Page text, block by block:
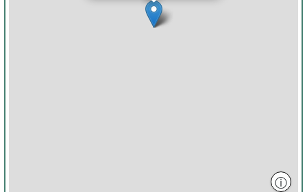
ⓘ